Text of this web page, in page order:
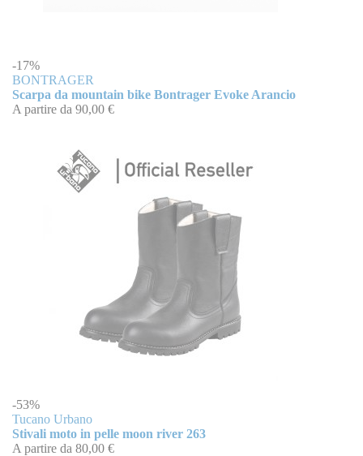
-17%
BONTRAGER
Scarpa da mountain bike Bontrager Evoke Arancio
A partire da 90,00 €
-53%
Tucano Urbano
Stivali moto in pelle moon river 263
A partire da 80,00 €